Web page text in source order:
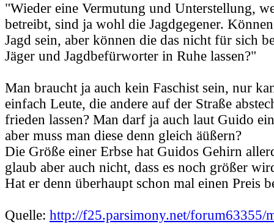
"Wieder eine Vermutung und Unterstellung,
betreibt, sind ja wohl die Jagdgegener.
Jagd sein, aber können die das nicht für sich
Jäger und Jagdbefürworter in Ruhe lassen?"
Man braucht ja auch kein Faschist sein, nur
einfach Leute, die andere auf der Straße
frieden lassen? Man darf ja auch laut Guido
aber muss man diese denn gleich äüßern?
Die Größe einer Erbse hat Guidos Gehirn
glaub aber auch nicht, dass es noch größer
Hat er denn überhaupt schon mal einen Preis
Quelle: http://f25.parsimony.net/forum63355/